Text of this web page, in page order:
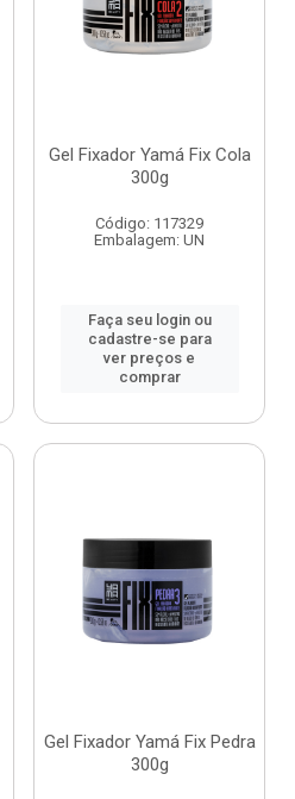
Gel Fixador Yamá Fix Cola
300g
Código: 117329
Embalagem: UN
Faça seu login ou
cadastre-se para
ver preços e
comprar
Gel Fixador Yamá Fix Pedra
300g